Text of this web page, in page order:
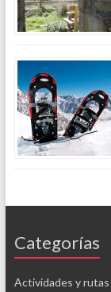
Categorías
Actividades y rutas